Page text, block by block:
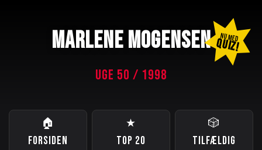
MARLENE MOGENSEN NU MED
QUIZ!
UGE 50 / 1998
🏠
FORSIDEN
★
TOP 20
🎲
TILFÆLDIG